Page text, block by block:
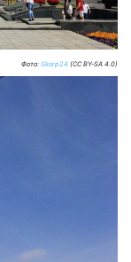
Фото: Skorp24 (CC BY-SA 4.0)